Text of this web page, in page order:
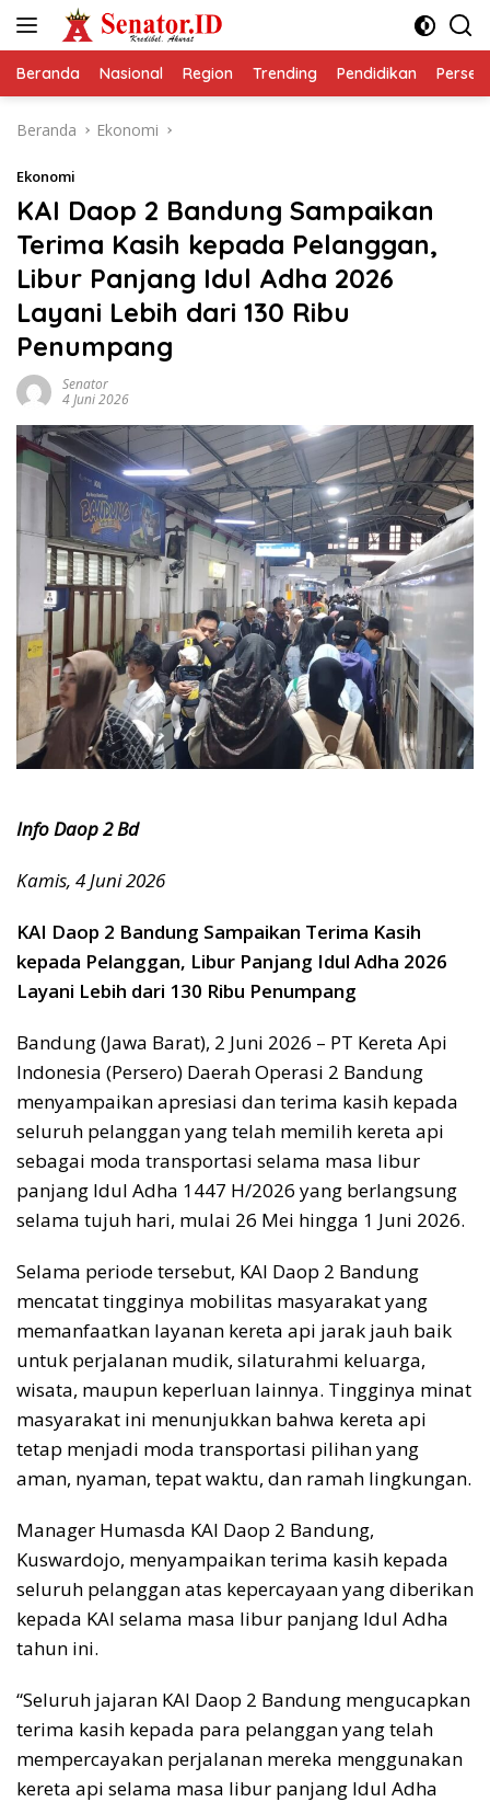
Beranda Nasional Region Trending Pendidikan
Beranda Ekonomi
Ekonomi
KAI Daop 2 Bandung Sampaikan
Terima Kasih kepada Pelanggan,
Libur Panjang Idul Adha 2026
Layani Lebih dari 130 Ribu
Penumpang
Senator
4 Juni 2026
Info Daop 2 Bd
Kamis, 4 Juni 2026
KAI Daop 2 Bandung Sampaikan Terima Kasih
kepada Pelanggan, Libur Panjang Idul Adha 2026
Layani Lebih dari 130 Ribu Penumpang
Bandung (Jawa Barat), 2 Juni 2026 – PT Kereta Api
Indonesia (Persero) Daerah Operasi 2 Bandung
menyampaikan apresiasi dan terima kasih kepada
seluruh pelanggan yang telah memilih kereta api
sebagai moda transportasi selama masa libur
panjang Idul Adha 1447 H/2026 yang berlangsung
selama tujuh hari, mulai 26 Mei hingga 1 Juni 2026.
Selama periode tersebut, KAI Daop 2 Bandung
mencatat tingginya mobilitas masyarakat yang
memanfaatkan layanan kereta api jarak jauh baik
untuk perjalanan mudik, silaturahmi keluarga,
wisata, maupun keperluan lainnya. Tingginya minat
masyarakat ini menunjukkan bahwa kereta api
tetap menjadi moda transportasi pilihan yang
aman, nyaman, tepat waktu, dan ramah lingkungan.
Manager Humasda KAI Daop 2 Bandung,
Kuswardojo, menyampaikan terima kasih kepada
seluruh pelanggan atas kepercayaan yang diberikan
kepada KAI selama masa libur panjang Idul Adha
tahun ini.
“Seluruh jajaran KAI Daop 2 Bandung mengucapkan
terima kasih kepada para pelanggan yang telah
mempercayakan perjalanan mereka menggunakan
kereta api selama masa libur panjang Idul Adha